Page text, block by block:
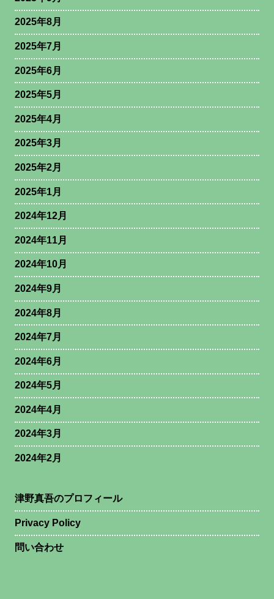
2025年8月
2025年7月
2025年6月
2025年5月
2025年4月
2025年3月
2025年2月
2025年1月
2024年12月
2024年11月
2024年10月
2024年9月
2024年8月
2024年7月
2024年6月
2024年5月
2024年4月
2024年3月
2024年2月
津野真吾のプロフィール
Privacy Policy
問い合わせ